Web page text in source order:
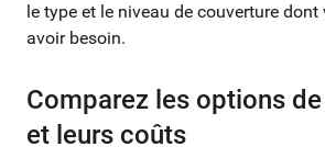
le type et le niveau de couverture
avoir besoin.
Comparez les options
et leurs coûts